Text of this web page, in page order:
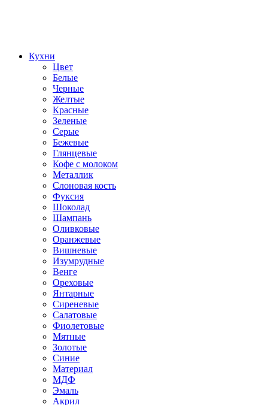
Кухни
Цвет
Белые
Черные
Желтые
Красные
Зеленые
Серые
Бежевые
Глянцевые
Кофе с молоком
Металлик
Слоновая кость
Фуксия
Шоколад
Шампань
Оливковые
Оранжевые
Вишневые
Изумрудные
Венге
Ореховые
Янтарные
Сиреневые
Салатовые
Фиолетовые
Мятные
Золотые
Синие
Материал
МДФ
Эмаль
Акрил